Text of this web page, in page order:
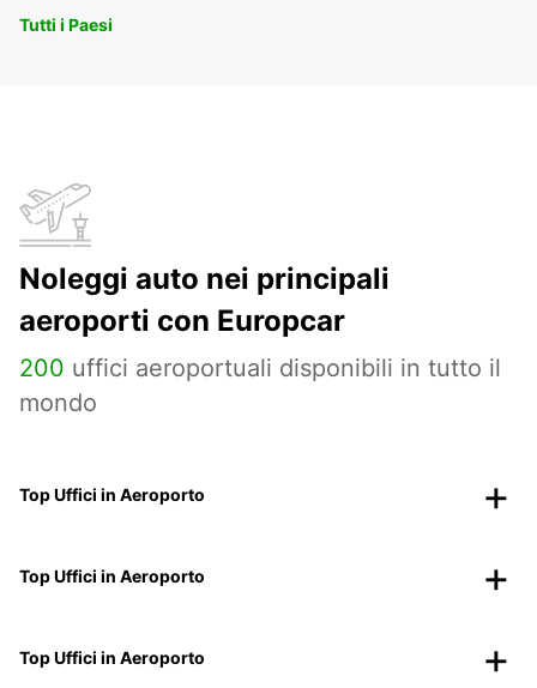
Tutti i Paesi
Noleggi auto nei principali
aeroporti con Europcar
200 uffici aeroportuali disponibili in tutto il
mondo
Top Uffici in Aeroporto
Top Uffici in Aeroporto
Top Uffici in Aeroporto